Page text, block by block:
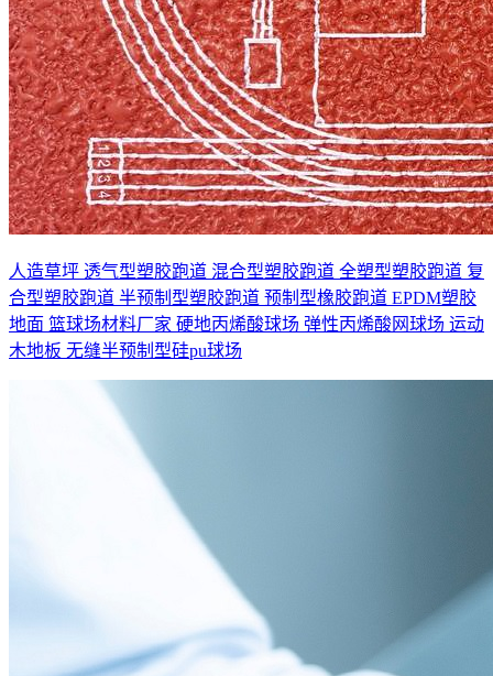
人造草坪 透气型塑胶跑道 混合型塑胶跑道 全塑型塑胶跑道 复
合型塑胶跑道 半预制型塑胶跑道 预制型橡胶跑道 EPDM塑胶
地面 篮球场材料厂家 硬地丙烯酸球场 弹性丙烯酸网球场 运动
木地板 无缝半预制型硅pu球场